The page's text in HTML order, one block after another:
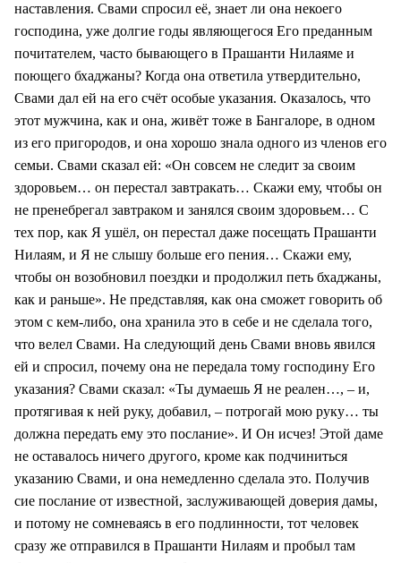
наставления. Свами спросил её, знает ли она некоего
господина, уже долгие годы являющегося Его преданным
почитателем, часто бывающего в Прашанти Нилаяме и
поющего бхаджаны? Когда она ответила утвердительно,
Свами дал ей на его счёт особые указания. Оказалось, что
этот мужчина, как и она, живёт тоже в Бангалоре, в одном
из его пригородов, и она хорошо знала одного из членов его
семьи. Свами сказал ей: «Он совсем не следит за своим
здоровьем… он перестал завтракать… Скажи ему, чтобы он
не пренебрегал завтраком и занялся своим здоровьем… С
тех пор, как Я ушёл, он перестал даже посещать Прашанти
Нилаям, и Я не слышу больше его пения… Скажи ему,
чтобы он возобновил поездки и продолжил петь бхаджаны,
как и раньше». Не представляя, как она сможет говорить об
этом с кем-либо, она хранила это в себе и не сделала того,
что велел Свами. На следующий день Свами вновь явился
ей и спросил, почему она не передала тому господину Его
указания? Свами сказал: «Ты думаешь Я не реален…, – и,
протягивая к ней руку, добавил, – потрогай мою руку… ты
должна передать ему это послание». И Он исчез! Этой даме
не оставалось ничего другого, кроме как подчиниться
указанию Свами, и она немедленно сделала это. Получив
сие послание от известной, заслуживающей доверия дамы,
и потому не сомневаясь в его подлинности, тот человек
сразу же отправился в Прашанти Нилаям и пробыл там